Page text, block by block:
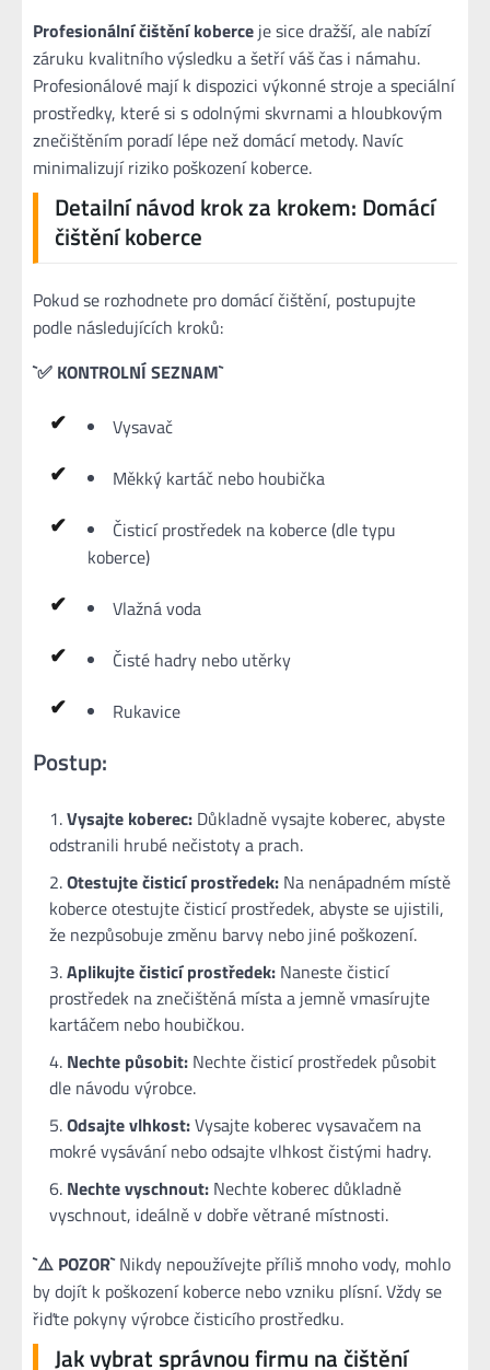
Profesionální čištění koberce je sice dražší, ale nabízí
záruku kvalitního výsledku a šetří váš čas i námahu.
Profesionálové mají k dispozici výkonné stroje a speciální
prostředky, které si s odolnými skvrnami a hloubkovým
znečištěním poradí lépe než domácí metody. Navíc
minimalizují riziko poškození koberce.
Detailní návod krok za krokem: Domácí
čištění koberce
Pokud se rozhodnete pro domácí čištění, postupujte
podle následujících kroků:
`✅ KONTROLNÍ SEZNAM`
Vysavač
Měkký kartáč nebo houbička
Čisticí prostředek na koberce (dle typu
koberce)
Vlažná voda
Čisté hadry nebo utěrky
Rukavice
Postup:
Vysajte koberec: Důkladně vysajte koberec, abyste
odstranili hrubé nečistoty a prach.
Otestujte čisticí prostředek: Na nenápadném místě
koberce otestujte čisticí prostředek, abyste se ujistili,
že nezpůsobuje změnu barvy nebo jiné poškození.
Aplikujte čisticí prostředek: Naneste čisticí
prostředek na znečištěná místa a jemně vmasírujte
kartáčem nebo houbičkou.
Nechte působit: Nechte čisticí prostředek působit
dle návodu výrobce.
Odsajte vlhkost:Vysajte koberec vysavačem na
mokré vysávání nebo odsajte vlhkost čistými hadry.
Nechte vyschnout: Nechte koberec důkladně
vyschnout, ideálně v dobře větrané místnosti.
`⚠️ POZOR`Nikdy nepoužívejte příliš mnoho vody, mohlo
by dojít k poškození koberce nebo vzniku plísní. Vždy se
řiďte pokyny výrobce čisticího prostředku.
Jak vybrat správnou firmu na čištění